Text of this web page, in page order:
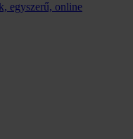
egyszerű, online